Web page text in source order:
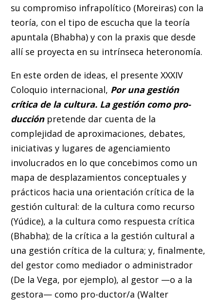
su compromiso infrapolítico (Moreiras) con la
teoría, con el tipo de escucha que la teoría
apuntala (Bhabha) y con la praxis que desde
allí se proyecta en su intrínseca heteronomía.
En este orden de ideas, el presente XXXIV
Coloquio internacional, Por una gestión
crítica de la cultura. La gestión como pro-
ducciónpretende dar cuenta de la
complejidad de aproximaciones, debates,
iniciativas y lugares de agenciamiento
involucrados en lo que concebimos como un
mapa de desplazamientos conceptuales y
prácticos hacia una orientación crítica de la
gestión cultural: de la cultura como recurso
(Yúdice), a la cultura como respuesta crítica
(Bhabha); de la crítica a la gestión cultural a
una gestión crítica de la cultura; y, finalmente,
del gestor como mediador o administrador
(De la Vega, por ejemplo), al gestor —o a la
gestora— como pro-ductor/a (Walter